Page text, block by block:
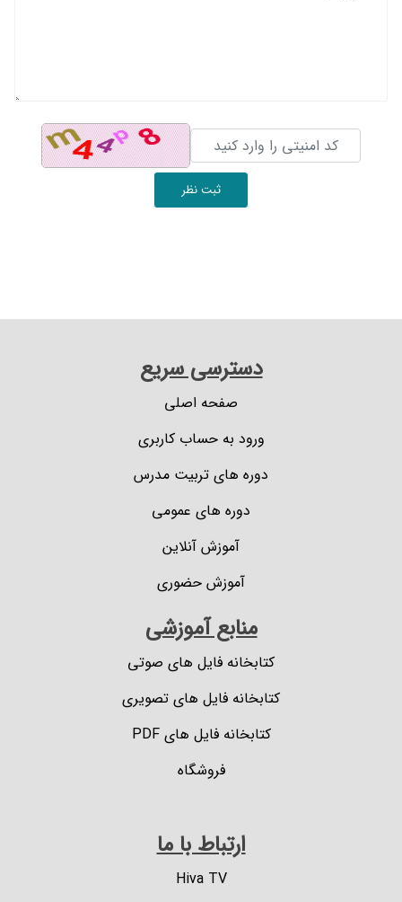
ثبت نظر
دسترسی سریع
صفحه اصلی
ورود به حساب کاربری
دوره های تربیت مدرس
دوره های عمومی
آموزش آنلاین
آموزش حضوری
منابع آموزشی
کتابخانه فایل های صوتی
کتابخانه فایل های تصویری
کتابخانه فایل های PDF
فروشگاه
ارتباط با ما
Hiva TV